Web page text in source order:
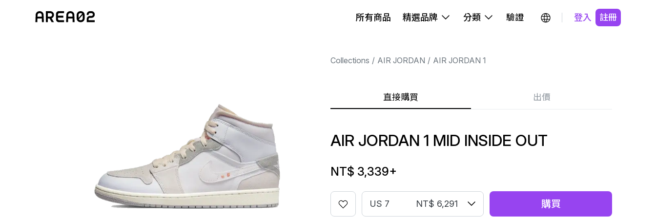
所有商品 精選品牌 分類 驗證 登入 註冊
Collections AIR JORDAN AIR JORDAN 1
直接購買 出價
AIR JORDAN 1 MID INSIDE OUT
NT$ 3,339+
US 7 NT$ 6,291 購買